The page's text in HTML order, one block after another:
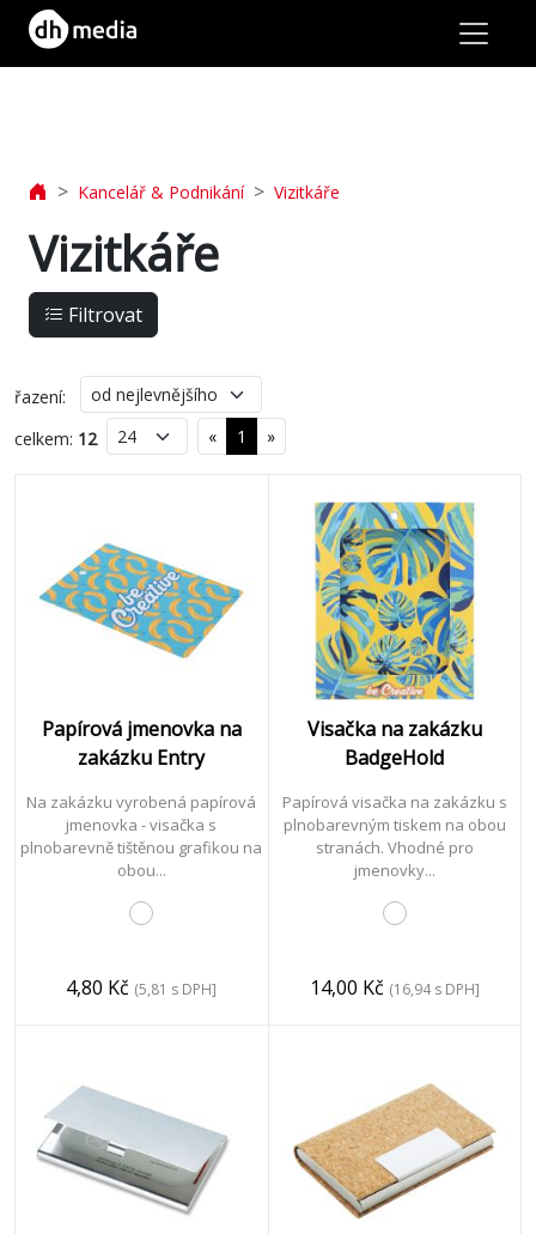
Jídlo
&
Nápoje
Tašky
&
Technologie
čas
&
Sport
Kancelář & Podnikání Vizitkáře
Vizitkáře
Filtrovat
řazení:
celkem: 12 « 1 »
Papírová jmenovka na
zakázku Entry
Na zakázku vyrobená papírová
jmenovka - visačka s
plnobarevně tištěnou grafikou na
obou...
4,80 Kč (5,81 s DPH]
Visačka na zakázku
BadgeHold
Papírová visačka na zakázku s
plnobarevným tiskem na obou
stranách. Vhodné pro
jmenovky...
14,00 Kč (16,94 s DPH]